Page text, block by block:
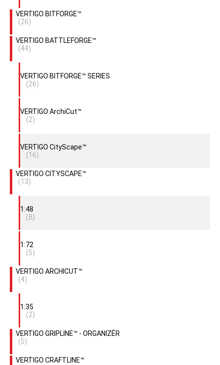
VERTIGO BITFORGE™
(26)
VERTIGO BATTLEFORGE™
(44)
VERTIGO BITFORGE™ SERIES
(26)
VERTIGO ArchiCut™
(2)
VERTIGO CityScape™
(16)
VERTIGO CITYSCAPE™
(13)
1:48
(8)
1:72
(5)
VERTIGO ARCHICUT™
(4)
1:35
(2)
VERTIGO GRIPLINE™ - ORGANIZÉR
(5)
VERTIGO CRAFTLINE™